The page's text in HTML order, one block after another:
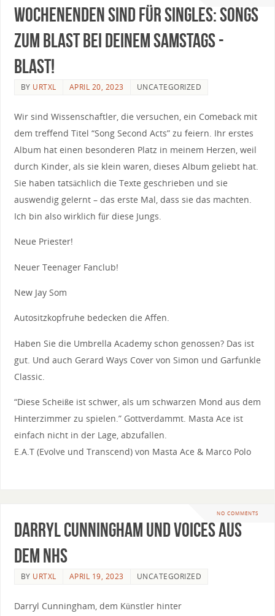
Wochenenden sind für Singles: Songs
zum Blast bei deinem Samstags -
Blast!
BY URTXL APRIL 20, 2023 UNCATEGORIZED
Wir sind Wissenschaftler, die versuchen, ein Comeback mit
dem treffend Titel “Song Second Acts” zu feiern. Ihr erstes
Album hat einen besonderen Platz in meinem Herzen, weil
durch Kinder, als sie klein waren, dieses Album geliebt hat.
Sie haben tatsächlich die Texte geschrieben und sie
auswendig gelernt – das erste Mal, dass sie das machten.
Ich bin also wirklich für diese Jungs.
Neue Priester!
Neuer Teenager Fanclub!
New Jay Som
Autositzkopfruhe bedecken die Affen.
Haben Sie die Umbrella Academy schon genossen? Das ist
gut. Und auch Gerard Ways Cover von Simon und Garfunkle
Classic.
“Diese Scheiße ist schwer, als um schwarzen Mond aus dem
Hinterzimmer zu spielen.” Gottverdammt. Masta Ace ist
einfach nicht in der Lage, abzufallen.
E.A.T (Evolve und Transcend) von Masta Ace & Marco Polo
NO COMMENTS
Darryl Cunningham und Voices aus
dem NHS
BY URTXL APRIL 19, 2023 UNCATEGORIZED
Darryl Cunningham, dem Künstler hinter